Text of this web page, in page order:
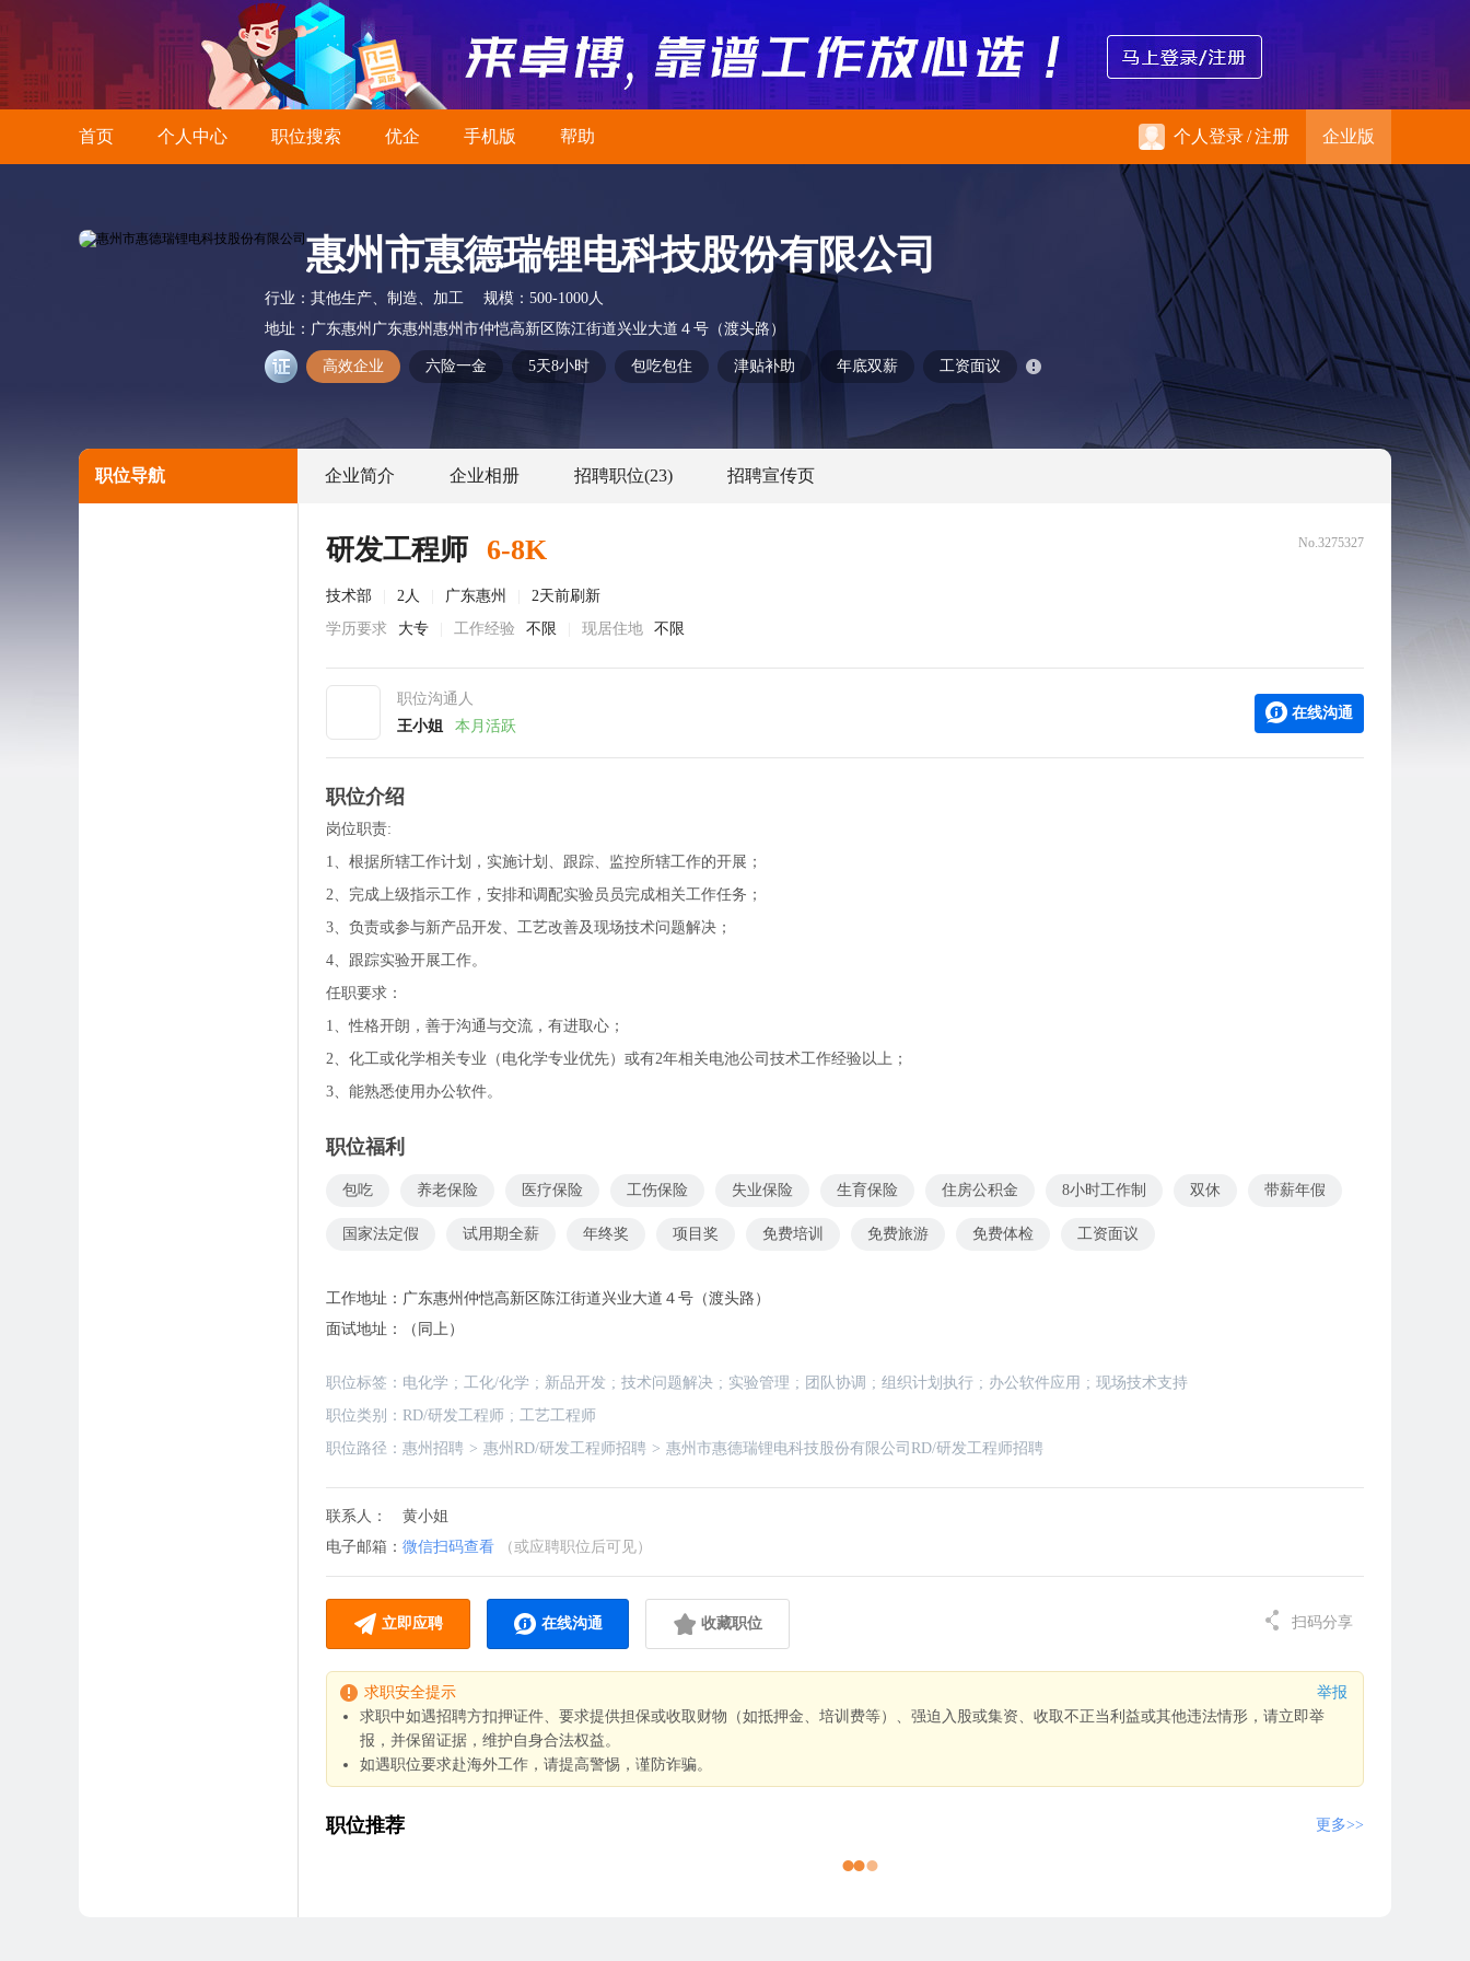
首页 个人中心 职位搜索 优企 手机版 帮助 个人登录/注册 企业版
惠州市惠德瑞锂电科技股份有限公司
行业： 其他生产、制造、加工 规模： 500-1000人
地址： 广东惠州广东惠州惠州市仲恺高新区陈江街道兴业大道４号（渡头路）
高效企业 六险一金 5天8小时 包吃包住 津贴补助 年底双薪 工资面议
职位导航 企业简介 企业相册 招聘职位(23) 招聘宣传页
研发工程师 6-8K No.3275327
技术部 2人 广东惠州
2天前刷新
学历要求
大专 工作经验 不限 现居住地 不限
职位沟通人
王小姐
本月活跃
在线沟通
职位介绍
岗位职责:
1、根据所辖工作计划，实施计划、跟踪、监控所辖工作的开展；
2、完成上级指示工作，安排和调配实验员员完成相关工作任务；
3、负责或参与新产品开发、工艺改善及现场技术问题解决；
4、跟踪实验开展工作。
任职要求：
1、性格开朗，善于沟通与交流，有进取心；
2、化工或化学相关专业（电化学专业优先）或有2年相关电池公司技术工作经验以上；
3、能熟悉使用办公软件。
职位福利
包吃 养老保险 医疗保险 工伤保险 失业保险 生育保险 住房公积金 8小时工作制 双休 带薪年假
国家法定假 试用期全薪 年终奖 项目奖 免费培训 免费旅游 免费体检 工资面议
工作地址： 广东惠州仲恺高新区陈江街道兴业大道４号（渡头路）
面试地址：
（同上）
职位标签： 电化学 ; 工化/化学 ; 新品开发 ; 技术问题解决 ; 实验管理 ; 团队协调 ; 组织计划执行 ; 办公软件应用 ; 现场技术支持
职位类别： RD/研发工程师 ; 工艺工程师
职位路径： 惠州招聘 > 惠州RD/研发工程师招聘 > 惠州市惠德瑞锂电科技股份有限公司RD/研发工程师招聘
联系人：
黄小姐
电子邮箱： 微信扫码查看 （或应聘职位后可见）
立即应聘 在线沟通 收藏职位 扫码分享
求职安全提示
举报
求职中如遇招聘方扣押证件、要求提供担保或收取财物（如抵押金、培训费等）、强迫入股或集资、收取不正当利益或其他违法情形，请立即举
报，并保留证据，维护自身合法权益。
如遇职位要求赴海外工作，请提高警惕，谨防诈骗。
职位推荐 更多>>